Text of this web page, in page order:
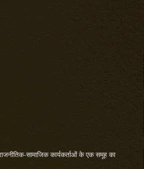
सामाजिक कार्यकर्ताओं के एक समूह का